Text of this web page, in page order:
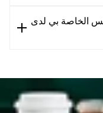
الخاصة بي لدى